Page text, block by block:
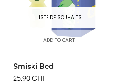
LISTE DE SOUHAITS
ADD TO CART
Smiski Bed
25,90 CHF